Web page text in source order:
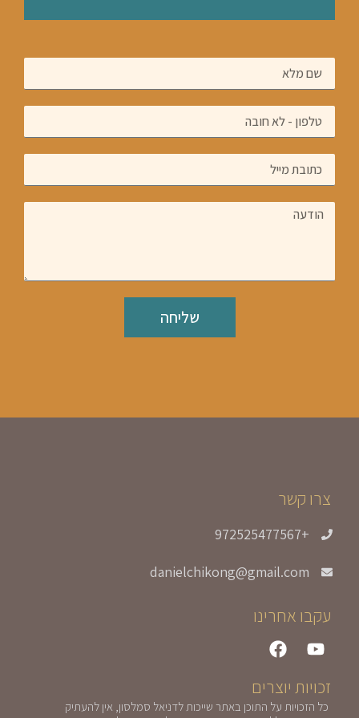
שליחה
צרו קשר
+972525477567
danielchikong@gmail.com
עקבו אחרינו
זכויות יוצרים
כל הזכויות על התוכן באתר שייכות לדניאל סמלסון, אין להעתיק